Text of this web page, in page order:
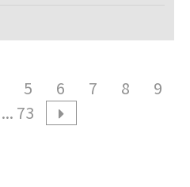
5 6 7 8
9
... 73